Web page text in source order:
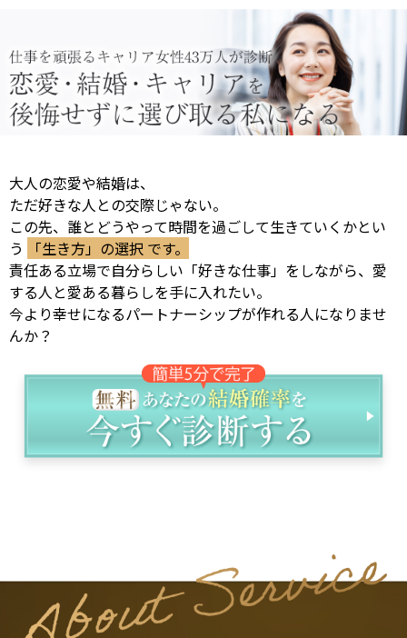
大人の恋愛や結婚は、
ただ好きな人との交際じゃない。
この先、誰とどうやって時間を過ごして生きていくかとい
う
「生き方」の選択 です。
責任ある立場で自分らしい「好きな仕事」をしながら、愛
する人と愛ある暮らしを手に入れたい。
今より幸せになるパートナーシップが作れる人になりませ
んか？